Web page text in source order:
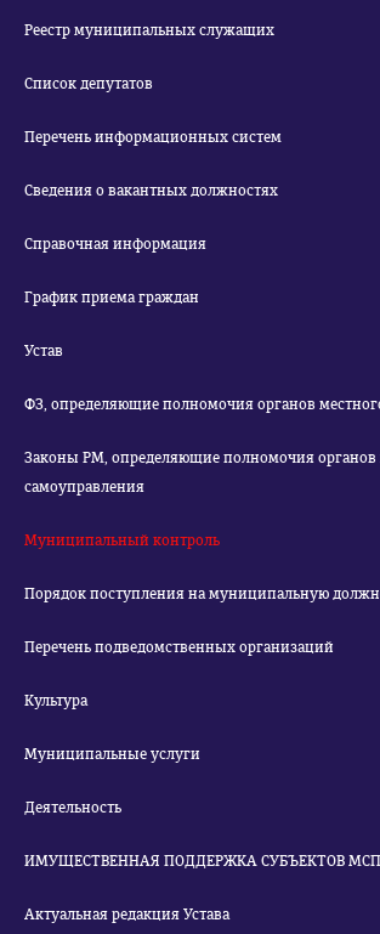
Реестр муниципальных служащих
Список депутатов
Перечень информационных систем
Сведения о вакантных должностях
Справочная информация
График приема граждан
Устав
ФЗ, определяющие полномочия органов
Законы РМ, определяющие полномочия органов
самоуправления
Муниципальный контроль
Порядок поступления на муниципальную
Перечень подведомственных организаций
Культура
Муниципальные услуги
Деятельность
ИМУЩЕСТВЕННАЯ ПОДДЕРЖКА СУБЪЕКТОВ МСП
Актуальная редакция Устава